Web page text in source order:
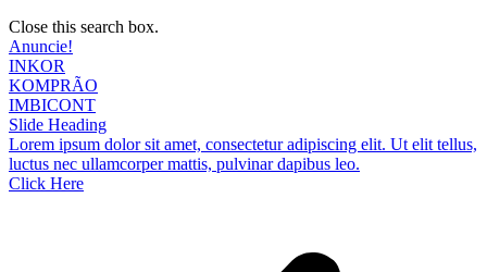
Close this search box.
Anuncie!
INKOR
KOMPRÃO
IMBICONT
Slide Heading
Lorem ipsum dolor sit amet, consectetur adipiscing elit. Ut elit tellus,
luctus nec ullamcorper mattis, pulvinar dapibus leo.
Click Here